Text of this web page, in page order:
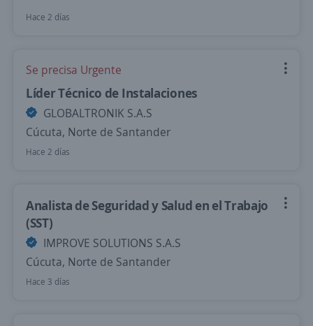
Hace 2 días
Se precisa Urgente
Líder Técnico de Instalaciones
GLOBALTRONIK S.A.S
Cúcuta, Norte de Santander
Hace 2 días
Analista de Seguridad y Salud en el Trabajo
(SST)
IMPROVE SOLUTIONS S.A.S
Cúcuta, Norte de Santander
Hace 3 días